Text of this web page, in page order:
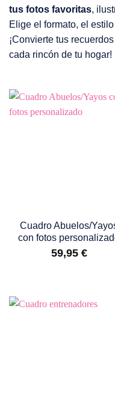
tus fotos favoritas,
Elige el formato, el
¡Convierte tus
cada rincón de tu hogar!
Cuadro Abuelos/
con fotos
59,95 €